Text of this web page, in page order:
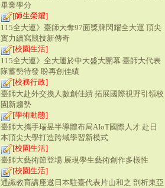
畢業學分
[師生榮耀]
115全大運》臺師大奪97面獎牌閃耀全大運 頂尖
實力續寫競技新傳奇
[校園生活]
115全大運》全大運於中大盛大開幕 臺師大代表
隊蓄勢待發 盼再創佳績
[校務行政]
臺師大赴外交換人數創佳績 拓展國際視野引領校
園新趨勢
[學術動態]
臺師大攜手瑞昱半導體布局AIoT國際人才 赴日
本頂尖大學打造跨域學習新模式
[校園生活]
臺師大藝術節登場 展現學生藝術創作多樣性
[校園生活]
通識教育講座邀日本駐臺代表片山和之 剖析東亞